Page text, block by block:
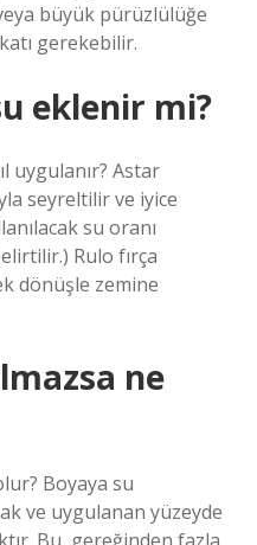
büyük pürüzlülüğe
gerekebilir.
eklenir mi?
uygulanır? Astar
seyreltilir ve iyice
su oranı
Rulo fırça
dönüşle zemine
ne
Boyaya su
ve uygulanan yüzeyde